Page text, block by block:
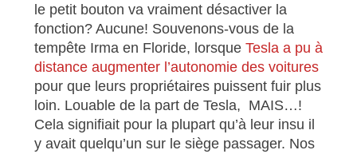
le petit bouton va vraiment désactiver la
fonction? Aucune! Souvenons-vous de la
tempête Irma en Floride, lorsque Tesla a pu à
distance augmenter l’autonomie des voitures
pour que leurs propriétaires puissent fuir plus
loin. Louable de la part de Tesla, MAIS…!
Cela signifiait pour la plupart qu’à leur insu il
y avait quelqu’un sur le siège passager. Nos